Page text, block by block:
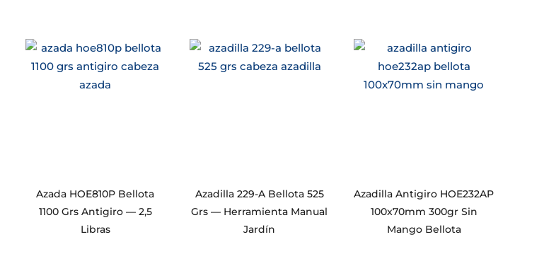
Azada HOE810P Bellota
1100 Grs Antigiro — 2,5
Libras
Azadilla 229-A Bellota 525
Grs — Herramienta Manual
Jardín
Azadilla Antigiro HOE232AP
100x70mm 300gr Sin
Mango Bellota